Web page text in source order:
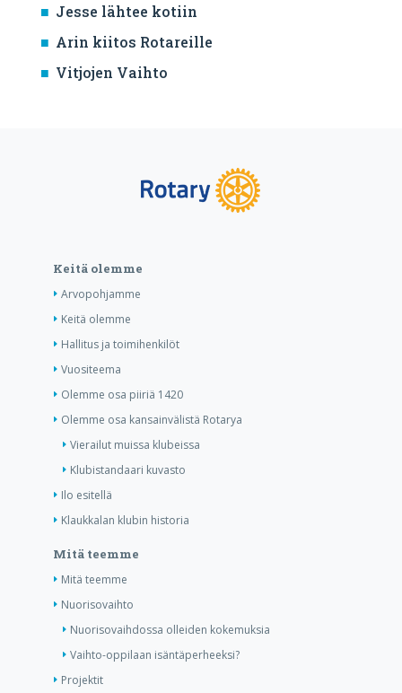
Jesse lähtee kotiin
Arin kiitos Rotareille
Vitjojen Vaihto
Keitä olemme
Arvopohjamme
Keitä olemme
Hallitus ja toimihenkilöt
Vuositeema
Olemme osa piiriä 1420
Olemme osa kansainvälistä Rotarya
Vierailut muissa klubeissa
Klubistandaari kuvasto
Ilo esitellä
Klaukkalan klubin historia
Mitä teemme
Mitä teemme
Nuorisovaihto
Nuorisovaihdossa olleiden kokemuksia
Vaihto-oppilaan isäntäperheeksi?
Projektit